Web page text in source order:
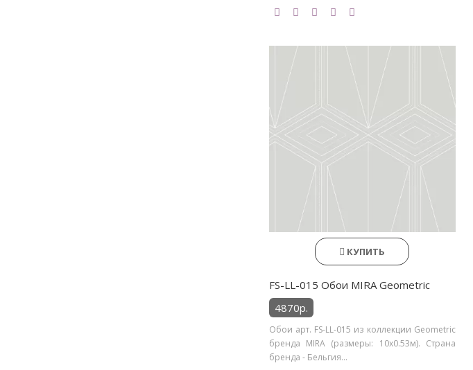
КУПИТЬ
FS-LL-015 Обои MIRA Geometric
4870р.
Обои арт. FS-LL-015 из коллекции Geometric
бренда MIRA (размеры: 10х0.53м). Страна
бренда - Бельгия...